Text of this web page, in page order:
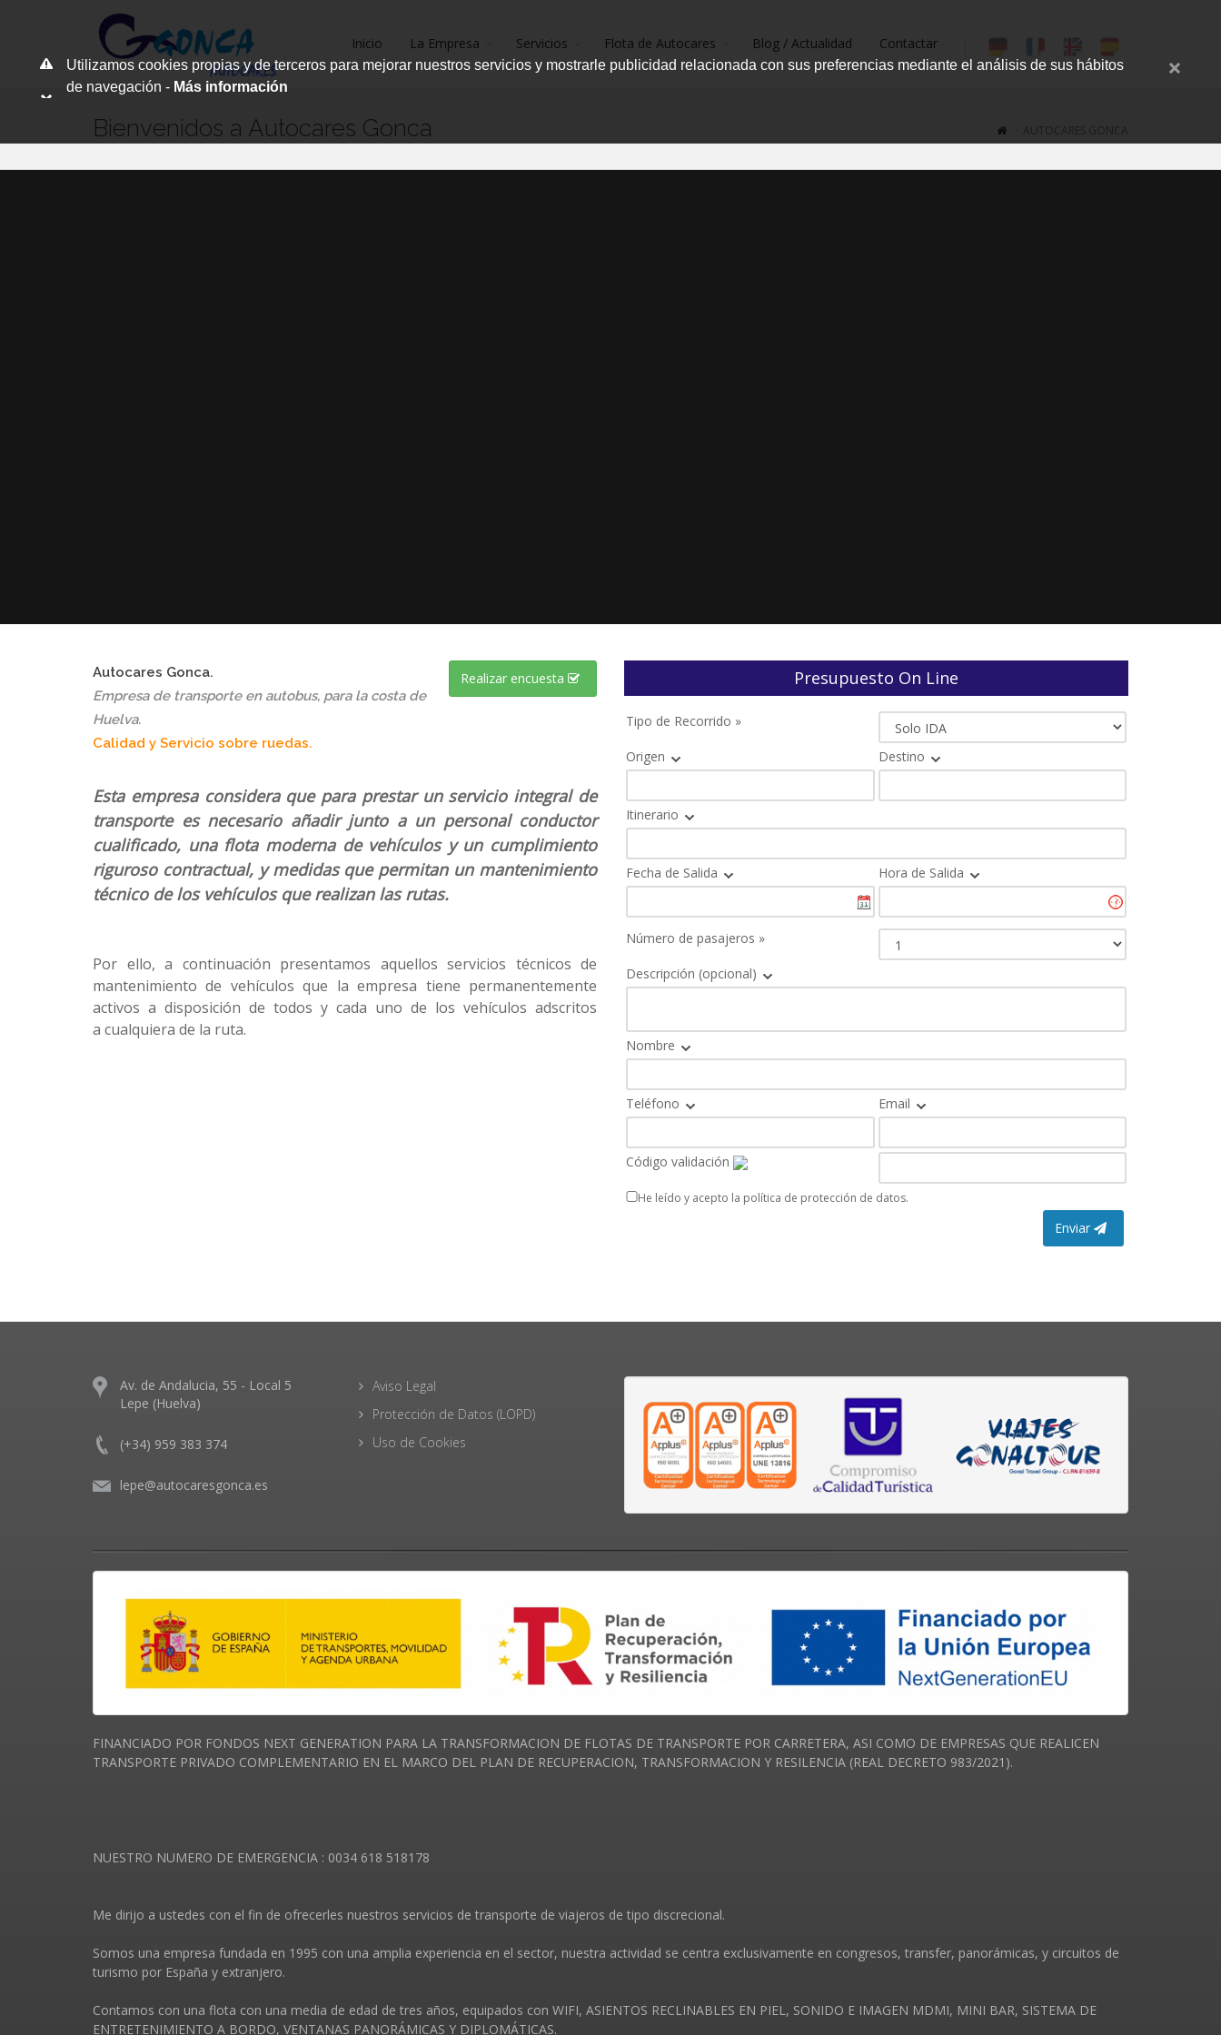
cerrar
Utilizamos cookies propias y de terceros para mejorar nuestros servicios y mostrarle publicidad relacionada con sus preferencias mediante el análisis de sus hábitos
de navegación - Más información
Inicio La Empresa Servicios Flota de Autocares Blog / Actualidad Contactar
Bienvenidos a Autocares Gonca AUTOCARES GONCA
Realizar encuesta
Autocares Gonca.
Empresa de transporte en autobus, para la costa de
Huelva.
Calidad y Servicio sobre ruedas.
Estaempresa considera que para prestar un servicio integral de
transporte es necesario añadir junto a un personal conductor
cualificado, una flota moderna de vehículos y un cumplimiento
riguroso contractual, y medidas que permitan un mantenimiento
técnico de los vehículos que realizan las rutas.
Por ello, a continuación presentamos aquellos servicios técnicos de
mantenimiento de vehículos que la empresa tiene permanentemente
activos a disposición de todos y cada uno de los vehículos adscritos
a cualquiera de la ruta.
Presupuesto On Line
Tipo de Recorrido »
Origen Destino
Itinerario
Fecha de Salida Hora de Salida
Número de pasajeros »
Descripción (opcional)
Nombre
Teléfono Email
Código validación
He leído y acepto la política de protección de datos.
Enviar
Av. de Andalucia, 55 - Local 5
Lepe (Huelva)
(+34) 959 383 374
lepe@autocaresgonca.es
Aviso Legal
Protección de Datos (LOPD)
Uso de Cookies
FINANCIADO POR FONDOS NEXT GENERATION PARA LA TRANSFORMACION DE FLOTAS DE TRANSPORTE POR CARRETERA, ASI COMO DE EMPRESAS QUE REALICEN
TRANSPORTE PRIVADO COMPLEMENTARIO EN EL MARCO DEL PLAN DE RECUPERACION, TRANSFORMACION Y RESILENCIA (REAL DECRETO 983/2021).
NUESTRO NUMERO DE EMERGENCIA : 0034 618 518178
Me dirijo a ustedes con el fin de ofrecerles nuestros servicios de transporte de viajeros de tipo discrecional.
Somos una empresa fundada en 1995 con una amplia experiencia en el sector, nuestra actividad se centra exclusivamente en congresos, transfer, panorámicas, y circuitos de
turismo por España y extranjero.
Contamos con una flota con una media de edad de tres años, equipados con WIFI, ASIENTOS RECLINABLES EN PIEL, SONIDO E IMAGEN MDMI, MINI BAR, SISTEMA DE
ENTRETENIMIENTO A BORDO, VENTANAS PANORÁMICAS Y DIPLOMÁTICAS.